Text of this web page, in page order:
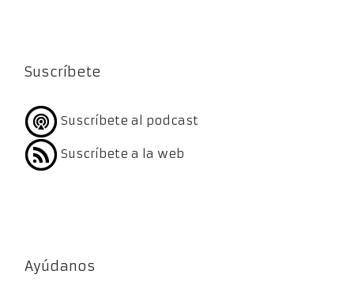
Suscríbete
Suscríbete al podcast
Suscríbete a la web
Ayúdanos